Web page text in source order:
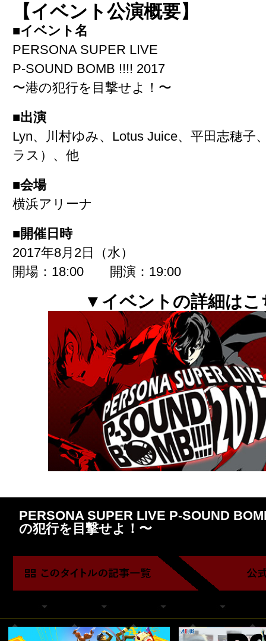
【イベント公演概要】
■イベント名
PERSONA SUPER LIVE
P-SOUND BOMB !!!! 2017
〜港の犯行を目撃せよ！〜
■出演
Lyn、川村ゆみ、Lotus Juice、平田志穂子
ラス）、他
■会場
横浜アリーナ
■開催日時
2017年8月2日（水）
開場：18:00 開演：19:00
▼イベントの詳細はこ
PERSONA SUPER LIVE P-SOUND
の犯行を目撃せよ！〜